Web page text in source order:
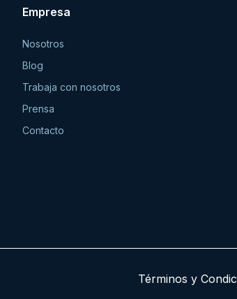
Empresa
Nosotros
Blog
Trabaja con nosotros
Prensa
Contacto
Términos y